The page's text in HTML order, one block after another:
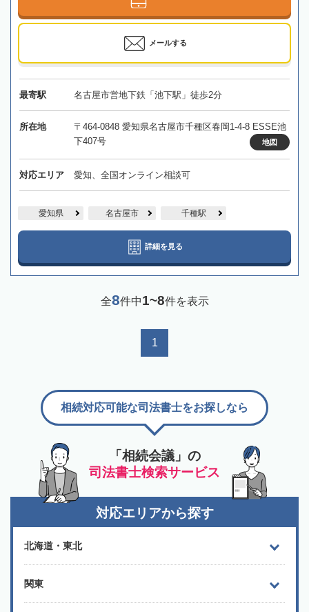
メールする
最寄駅 名古屋市営地下鉄「池下駅」徒歩2分
所在地
〒464-0848 愛知県名古屋市千種区春岡1-4-8 ESSE池
下407号
地図
対応エリア 愛知、全国オンライン相談可
愛知県 名古屋市 千種駅
詳細を見る
全8件中1~8件を表示
1
「相続会議」の
司法書士検索サービス
相続対応可能な司法書士をお探しなら
対応エリアから探す
北海道・東北
関東